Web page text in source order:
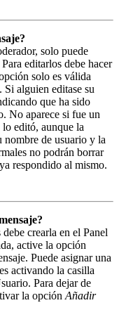
solo puede
editarlos debe hacer
solo es válida
alguien editase su
que ha sido
No aparece si fue un
editó, aunque la
nombre de usuario y la
no podrán borrar
respondido al mismo.
crearla en el Panel
active la opción
Puede asignar una
activando la casilla
Para dejar de
la opción Añadir